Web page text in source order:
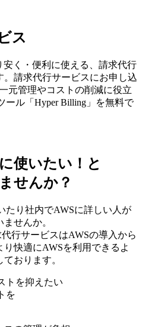
ス
く・便利に使える、請求代行
請求代行サービスにお申し込
元管理やコストの削減に役立
ール「Hyper Billing」を無料で
使いたい！と
せんか？
たり社内でAWSに詳しい人が
せんか。
行サービスはAWSの導入から
快適にAWSを利用できるよ
おります。
を